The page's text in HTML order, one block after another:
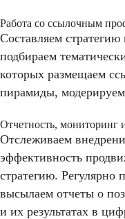
Работа со ссылочным
Составляем
подбираем
которых размещаем
пирамиды,
Отчетность, мониторинг
Отслеживаем
эффективность
стратегию. Регулярно
высылаем отчеты о
и их результатах в